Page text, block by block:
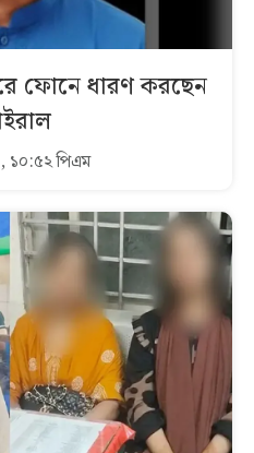
ফোনে ধারণ করছেন
পিএম